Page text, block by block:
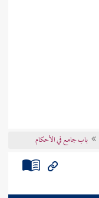
باب جامع في الأحكام